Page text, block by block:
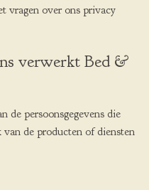
vragen over ons privacy
verwerkt Bed &
de persoonsgegevens die
de producten of diensten